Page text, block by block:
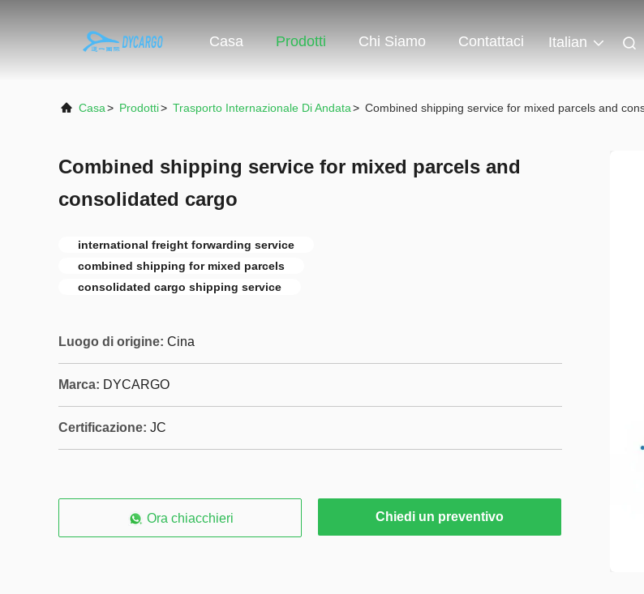
Casa Prodotti Chi Siamo Contattaci Italian
Casa> Prodotti> Trasporto Internazionale Di Andata> Combined shipping service for mixed parcels and
Combined shipping service for mixed parcels and
consolidated cargo
international freight forwarding service
combined shipping for mixed parcels
consolidated cargo shipping service
Luogo di origine: Cina
Marca: DYCARGO
Certificazione: JC
Ora chiacchieri Chiedi un preventivo